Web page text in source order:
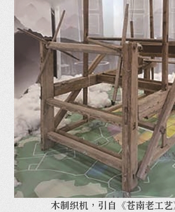
木制织机，引自《苍南老工艺